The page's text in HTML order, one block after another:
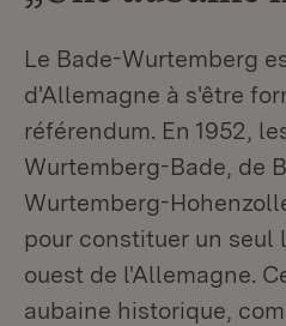
Le Bade-Wurtemberg
d'Allemagne à s'être
référendum. En 1952,
Wurtemberg-Bade, de
Wurtemberg-
pour constituer un seul
ouest de l'Allemagne.
aubaine historique,